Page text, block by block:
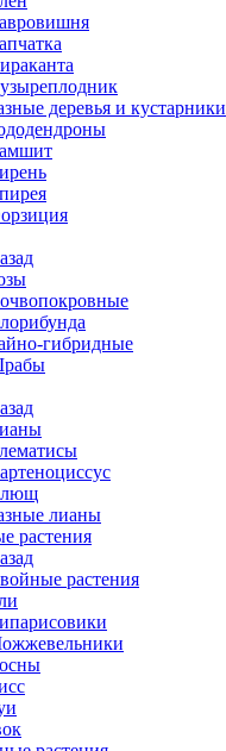
деревья и кустарники
гибридные
лианы
растения
растения